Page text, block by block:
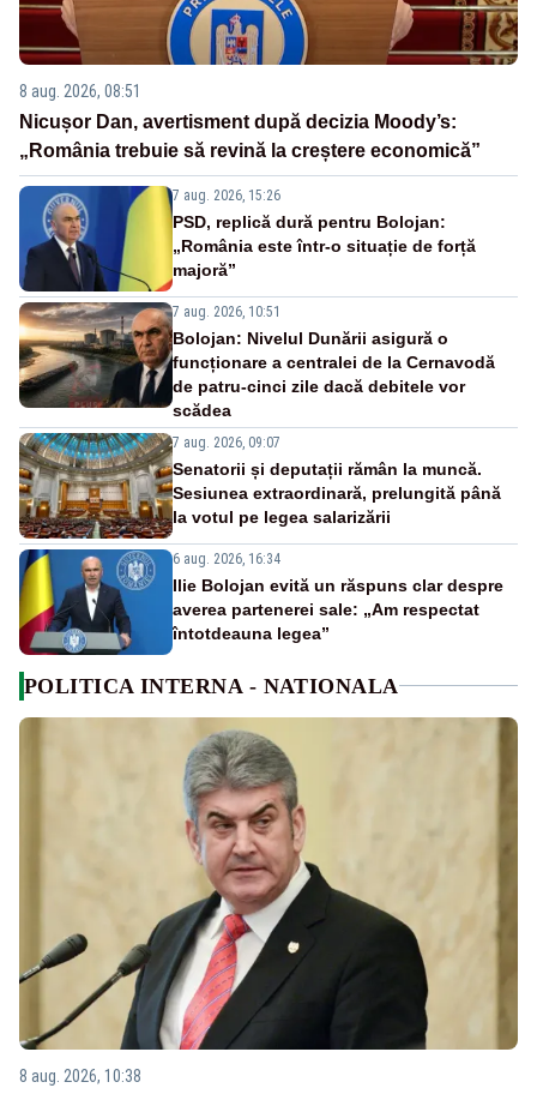
8 aug. 2026, 08:51
Nicușor Dan, avertisment după decizia Moody’s:
„România trebuie să revină la creștere economică”
7 aug. 2026, 15:26
PSD, replică dură pentru Bolojan:
„România este într-o situație de forță
majoră”
7 aug. 2026, 10:51
Bolojan: Nivelul Dunării asigură o
funcționare a centralei de la Cernavodă
de patru-cinci zile dacă debitele vor
scădea
7 aug. 2026, 09:07
Senatorii și deputații rămân la muncă.
Sesiunea extraordinară, prelungită până
la votul pe legea salarizării
6 aug. 2026, 16:34
Ilie Bolojan evită un răspuns clar despre
averea partenerei sale: „Am respectat
întotdeauna legea”
POLITICA INTERNA - NATIONALA
8 aug. 2026, 10:38